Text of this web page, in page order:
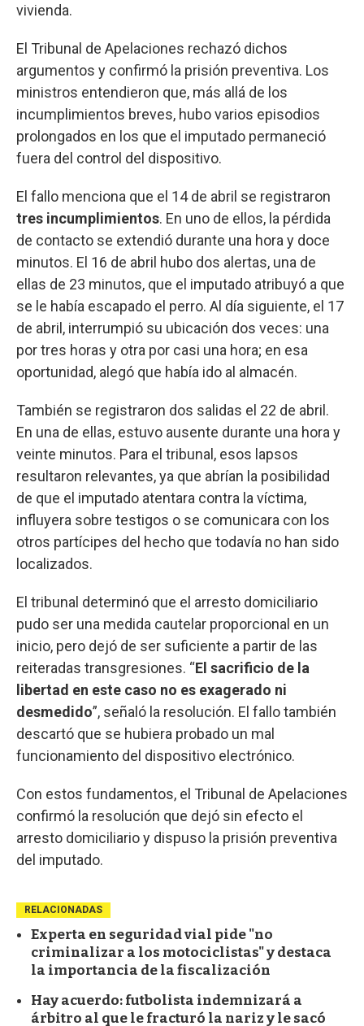
vivienda.
El Tribunal de Apelaciones rechazó dichos
argumentos y confirmó la prisión preventiva. Los
ministros entendieron que, más allá de los
incumplimientos breves, hubo varios episodios
prolongados en los que el imputado permaneció
fuera del control del dispositivo.
El fallo menciona que el 14 de abril se registraron
tres incumplimientos. En uno de ellos, la pérdida
de contacto se extendió durante una hora y doce
minutos. El 16 de abril hubo dos alertas, una de
ellas de 23 minutos, que el imputado atribuyó a que
se le había escapado el perro. Al día siguiente, el 17
de abril, interrumpió su ubicación dos veces: una
por tres horas y otra por casi una hora; en esa
oportunidad, alegó que había ido al almacén.
También se registraron dos salidas el 22 de abril.
En una de ellas, estuvo ausente durante una hora y
veinte minutos. Para el tribunal, esos lapsos
resultaron relevantes, ya que abrían la posibilidad
de que el imputado atentara contra la víctima,
influyera sobre testigos o se comunicara con los
otros partícipes del hecho que todavía no han sido
localizados.
El tribunal determinó que el arresto domiciliario
pudo ser una medida cautelar proporcional en un
inicio, pero dejó de ser suficiente a partir de las
reiteradas transgresiones. “El sacrificio de la
libertad en este caso no es exagerado ni
desmedido”, señaló la resolución. El fallo también
descartó que se hubiera probado un mal
funcionamiento del dispositivo electrónico.
Con estos fundamentos, el Tribunal de Apelaciones
confirmó la resolución que dejó sin efecto el
arresto domiciliario y dispuso la prisión preventiva
del imputado.
RELACIONADAS
Experta en seguridad vial pide "no
criminalizar a los motociclistas" y destaca
la importancia de la fiscalización
Hay acuerdo: futbolista indemnizará a
árbitro al que le fracturó la nariz y le sacó